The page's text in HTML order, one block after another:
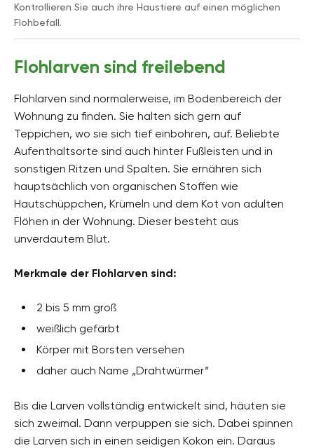
Kontrollieren Sie auch ihre Haustiere auf einen möglichen
Flohbefall.
Flohlarven sind freilebend
Flohlarven sind normalerweise, im Bodenbereich der
Wohnung zu finden. Sie halten sich gern auf
Teppichen, wo sie sich tief einbohren, auf. Beliebte
Aufenthaltsorte sind auch hinter Fußleisten und in
sonstigen Ritzen und Spalten. Sie ernähren sich
hauptsächlich von organischen Stoffen wie
Hautschüppchen, Krümeln und dem Kot von adulten
Flöhen in der Wohnung. Dieser besteht aus
unverdautem Blut.
Merkmale der Flohlarven sind:
2 bis 5 mm groß
weißlich gefärbt
Körper mit Borsten versehen
daher auch Name „Drahtwürmer“
Bis die Larven vollständig entwickelt sind, häuten sie
sich zweimal. Dann verpuppen sie sich. Dabei spinnen
die Larven sich in einen seidigen Kokon ein. Daraus